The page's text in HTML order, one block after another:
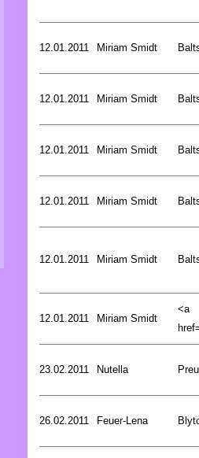
12.01.2011 Miriam Smidt
12.01.2011 Miriam Smidt
12.01.2011 Miriam Smidt
12.01.2011 Miriam Smidt
12.01.2011 Miriam Smidt
12.01.2011 Miriam Smidt
<a
23.02.2011 Nutella
26.02.2011 Feuer-Lena